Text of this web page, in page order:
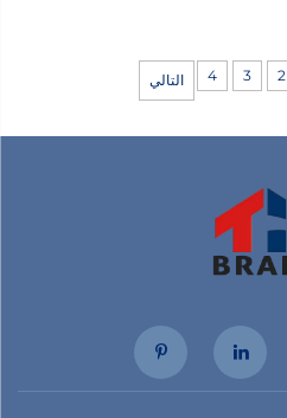
2
3
4 التالي